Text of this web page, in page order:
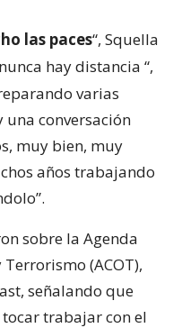
las paces“, Squella
hay distancia “,
varias
una conversación
muy bien, muy
años trabajando
sobre la Agenda
(ACOT),
señalando que
tocar trabajar con el